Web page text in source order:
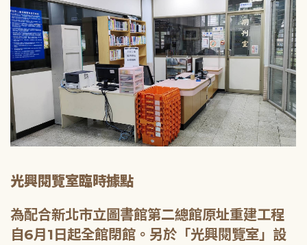
光興閱覽室臨時據點
為配合新北市立圖書館第二總館原址重建工程
自6月1日起全館閉館。另於「光興閱覽室」設